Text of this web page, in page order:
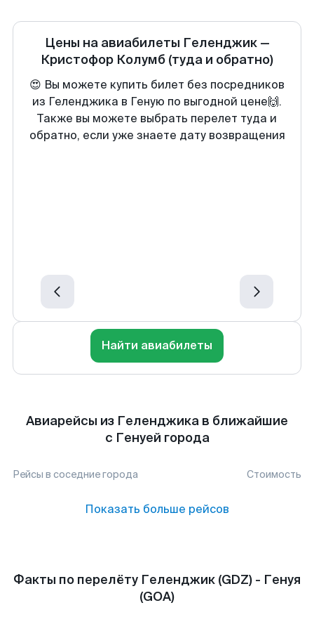
Цены на авиабилеты Геленджик—
Кристофор Колумб (туда и обратно)
😍 Вы можете купить билет без посредников
из Геленджика в Геную по выгодной цене🙌.
Также вы можете выбрать перелет туда и
обратно, если уже знаете дату возвращения
Найти авиабилеты
Авиарейсы из Геленджика в ближайшие
с Генуей города
Рейсы в соседние города Стоимость
Показать больше рейсов
Факты по перелёту Геленджик (GDZ) - Генуя
(GOA)